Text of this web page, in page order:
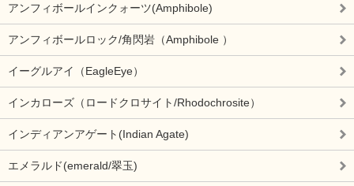
アンフィボールインクォーツ(Amphibole)
アンフィボールロック/角閃岩（Amphibole ）
イーグルアイ（EagleEye）
インカローズ（ロードクロサイト/Rhodochrosite）
インディアンアゲート(Indian Agate)
エメラルド(emerald/翠玉)